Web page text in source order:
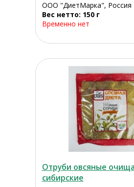
ООО "ДиетМарка", Россия
Вес нетто: 150 г
Временно нет
Отруби овсяные
сибирские